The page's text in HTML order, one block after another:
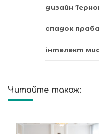
дизайн
спадок
інтелект
Читайте також: